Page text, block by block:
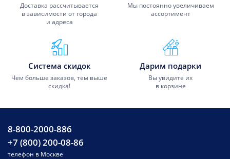
Доставка рассчитывается
в зависимости от города
и адреса
Мы постоянно увеличиваем
ассортимент
Система скидок
Чем больше заказов, тем выше
скидка!
Дарим подарки
Вы увидите их
в корзине
8-800-2000-886
+7 (800) 200-08-86
телефон в Москве